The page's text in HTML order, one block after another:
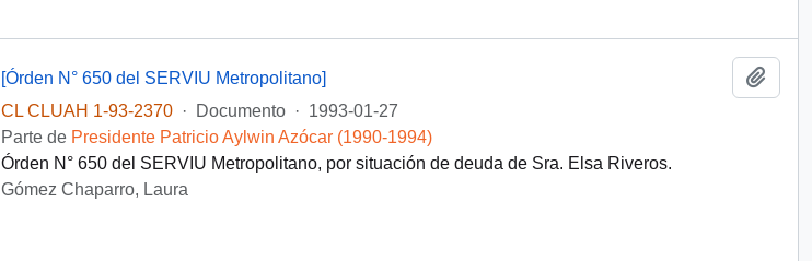
[Órden N° 650 del SERVIU Metropolitano]
CL CLUAH 1-93-2370
· Documento · 1993-01-27
Parte de Presidente Patricio Aylwin Azócar (1990-1994)
Órden N° 650 del SERVIU Metropolitano, por situación de deuda de Sra. Elsa Riveros.
Gómez Chaparro, Laura